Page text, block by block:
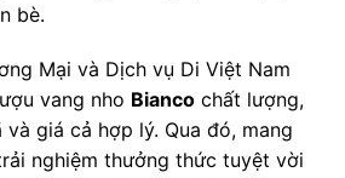
bè.
Mại và Dịch vụ Di Việt Nam
vang nho Bianco chất lượng,
giá cả hợp lý. Qua đó, mang
nghiệm thưởng thức tuyệt vời